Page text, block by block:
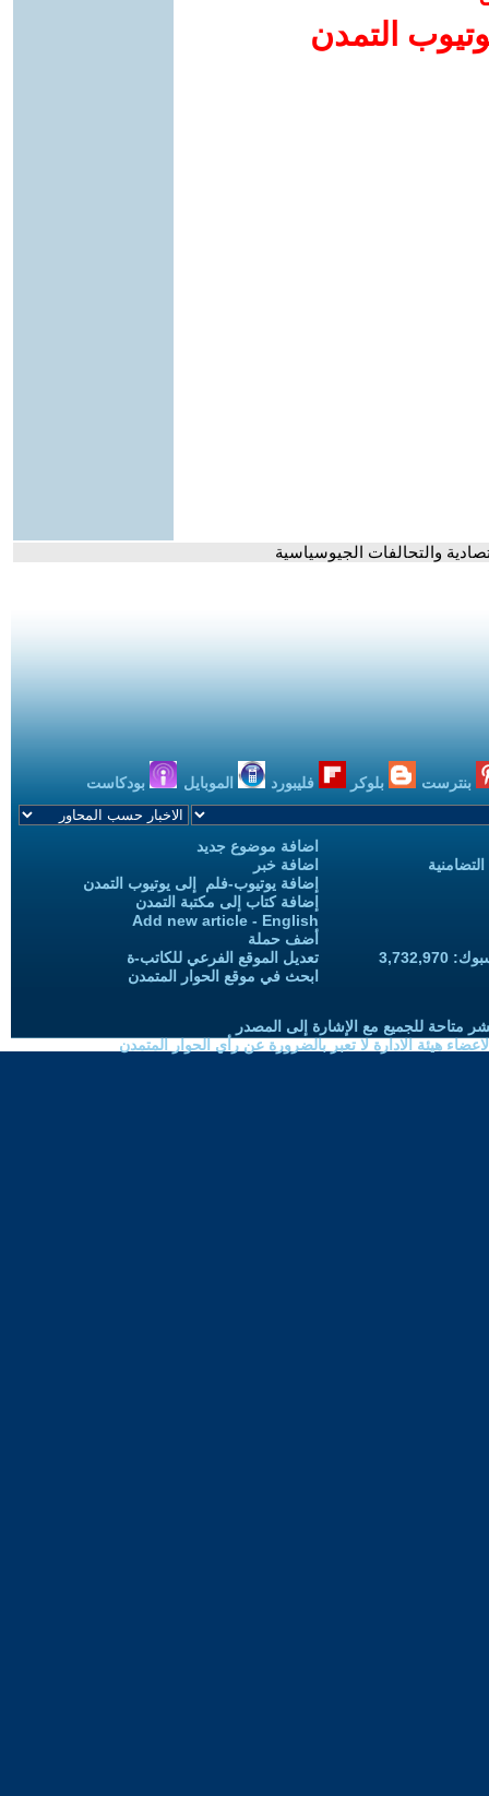
التمدن
والتحالفات الجيوسياسية
بنترست بلوكر فليبورد الموبايل بودكاست
اضافة موضوع جديد
اضافة خبر
إضافة يوتيوب-فلم إلى يوتيوب التمدن
إضافة كتاب إلى مكتبة التمدن
Add new article - English
أضف حملة
تعديل الموقع الفرعي للكاتب-ة
ابحث في موقع الحوار المتمدن
متاحة للجميع مع الإشارة إلى المصدر
هيئة الادارة لا تعبر بالضرورة عن رأي الحوار المتمدن